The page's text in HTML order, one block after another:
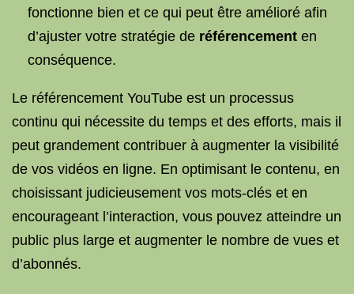
fonctionne bien et ce qui peut être amélioré afin
d’ajuster votre stratégie de référencement en
conséquence.
Le référencement YouTube est un processus
continu qui nécessite du temps et des efforts, mais il
peut grandement contribuer à augmenter la visibilité
de vos vidéos en ligne. En optimisant le contenu, en
choisissant judicieusement vos mots-clés et en
encourageant l’interaction, vous pouvez atteindre un
public plus large et augmenter le nombre de vues et
d’abonnés.